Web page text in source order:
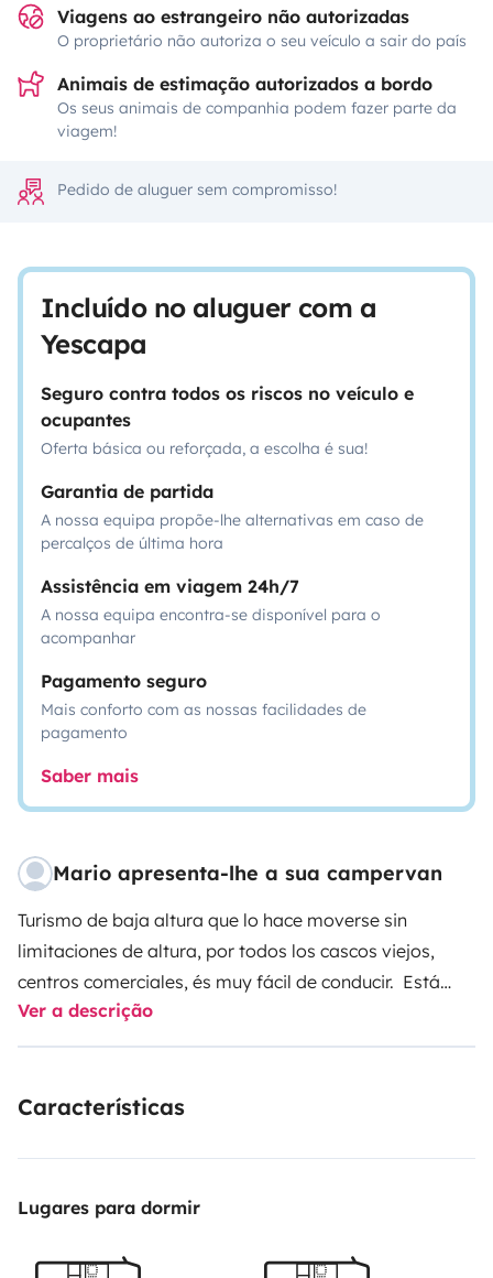
Viagens ao estrangeiro não autorizadas
O proprietário não autoriza o seu veículo a sair do país
Animais de estimação autorizados a bordo
Os seus animais de companhia podem fazer parte da
viagem!
Pedido de aluguer sem compromisso!
Incluído no aluguer com a
Yescapa
Seguro contra todos os riscos no veículo e
ocupantes
Oferta básica ou reforçada, a escolha é sua!
Garantia de partida
A nossa equipa propõe-lhe alternativas em caso de
percalços de última hora
Assistência em viagem 24h/7
A nossa equipa encontra-se disponível para o
acompanhar
Pagamento seguro
Mais conforto com as nossas facilidades de
pagamento
Saber mais
Mario apresenta-lhe a sua campervan
Turismo de baja altura que lo hace moverse sin
limitaciones de altura, por todos los cascos viejos,
centros comerciales, és muy fácil de conducir. Está
como turismo, con lo cual lo puedes estacionar en
cualquier área de cámping, caravanas, playas, etc.
una nevera, kit de cocina de un hornillo portátil,
enchufe de 220v para aparatos de poco consumo,
independiente para la zona trasera, potti, toldo lateral
Ver a descrição
Características
Lugares para dormir